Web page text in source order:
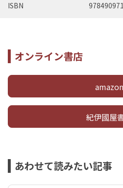
ISBN
オンライン書店
amazon
紀伊國屋
あわせて読みたい記事